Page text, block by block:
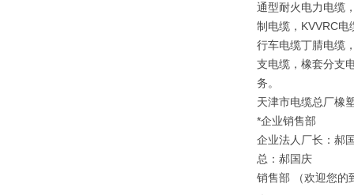
通型耐火电力电缆
制电缆，KVVRC
行车电缆丁腈电缆
支电缆，橡套分支
务。
天津市电缆总厂橡
*企业销售部
企业法人厂长：郝
总：郝国庆
销售部 （欢迎您的